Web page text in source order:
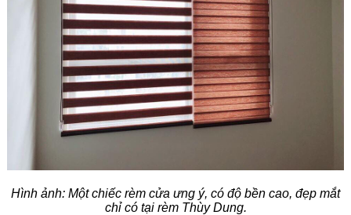
Hình ảnh: Một chiếc rèm cửa ưng ý, có độ bền cao, đẹp mắt
chỉ có tại rèm Thùy Dung.